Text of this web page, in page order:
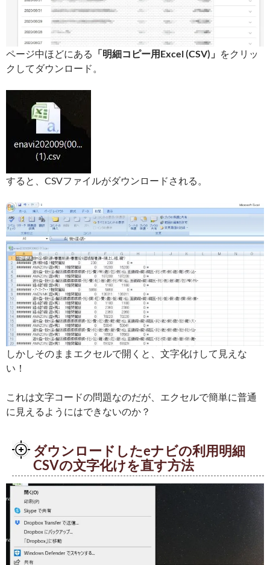
ページ中ほどにある 「明細コピー用Excel (CSV)」 をクリッ
クしてダウンロード。
すると、CSVファイルがダウンロードされる。
しかしそのままエクセルで開くと、文字化けして見えな
い！
これは文字コードの問題なのだが、エクセルで簡単に普通
に見えるようにはできないのか？
ダウンロードしたeナビの利用明細
CSVの文字化けを直す方法